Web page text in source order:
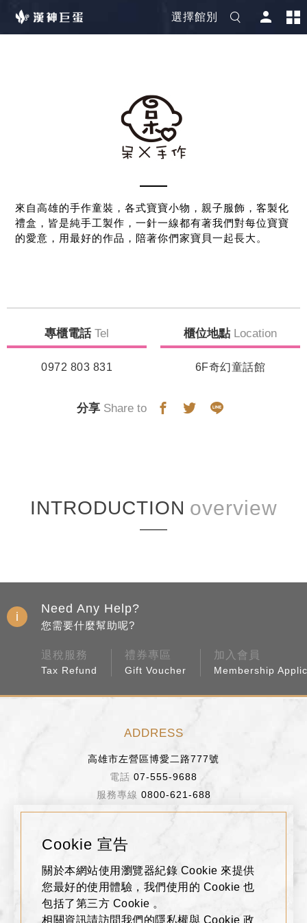
Cookie 宣告
關於本網站使用瀏覽器紀錄 Cookie 來提供
您最好的使用體驗，我們使用的 Cookie 也
包括了第三方 Cookie 。
相關資訊請訪問我們的隱私權與 Cookie 政
選擇館別
來自高雄的手作童裝，各式寶寶小物，親子服飾，客製化
禮盒，皆是純手工製作，一針一線都有著我們對每位寶寶
的愛意，用最好的作品，陪著你們家寶貝一起長大。
專櫃電話 Tel
0972 803 831
櫃位地點 Location
6F奇幻童話館
分享 Share to
INTRODUCTION
Need Any Help?
您需要什麼幫助呢?
退稅服務
Tax Refund
禮券專區
Gift Voucher
加入會員
Membership
ADDRESS
高雄市左營區博愛二路777號
07-555-9688
0800-621-688
週五、週六、假日前一天 11:00~22:30